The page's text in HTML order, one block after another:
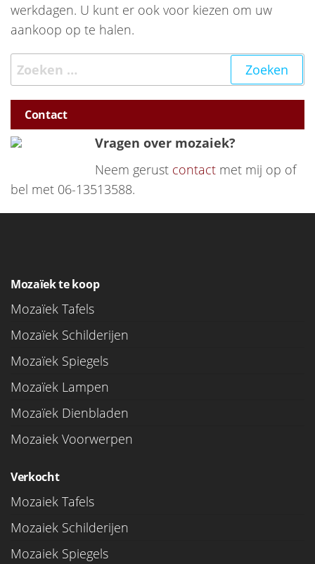
werkdagen. U kunt er ook voor kiezen om uw
aankoop op te halen.
Zoeken naar:
Contact
Vragen over mozaiek?
Neem gerust contact met mij op of
bel met 06-13513588.
Mozaïek te koop
Mozaïek Tafels
Mozaïek Schilderijen
Mozaïek Spiegels
Mozaïek Lampen
Mozaïek Dienbladen
Mozaiek Voorwerpen
Verkocht
Mozaiek Tafels
Mozaiek Schilderijen
Mozaiek Spiegels